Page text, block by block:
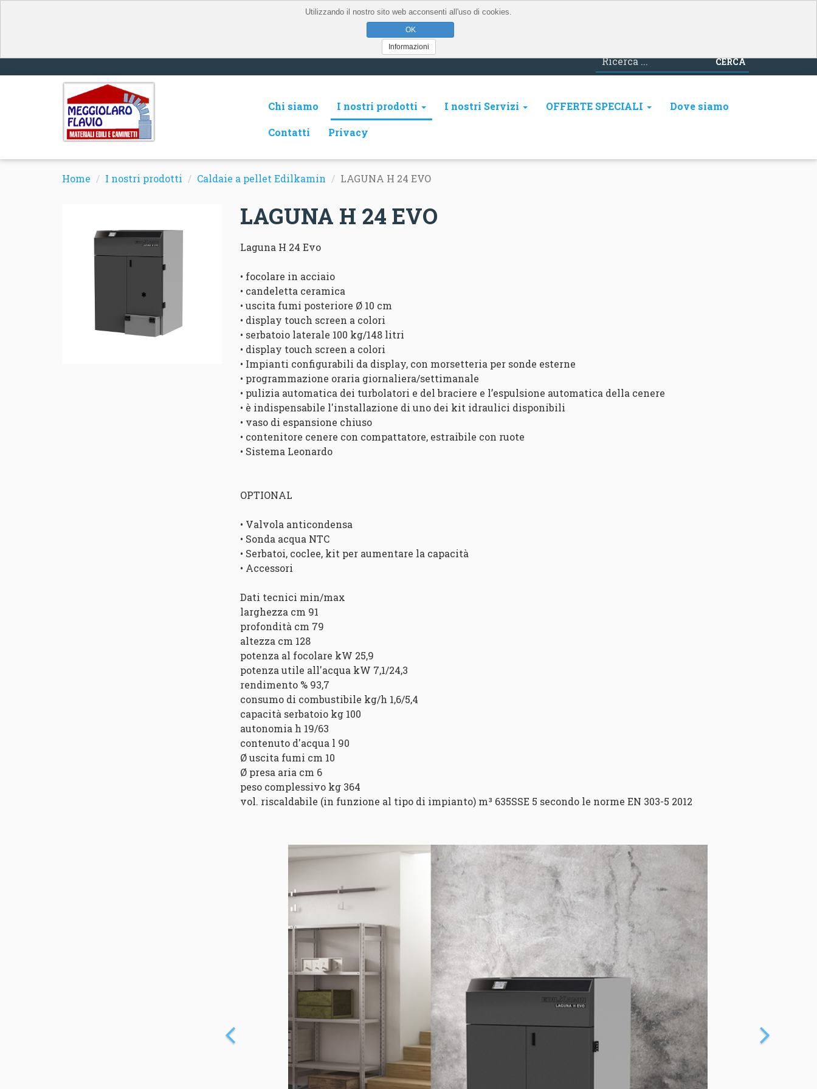
CERCA
Chi siamo I nostri prodotti I nostri Servizi OFFERTE SPECIALI Dove siamo
Contatti Privacy
Home I nostri prodotti Caldaie a pellet Edilkamin LAGUNA H 24 EVO
LAGUNA H 24 EVO
Laguna H 24 Evo
• focolare in acciaio
• candeletta ceramica
• uscita fumi posteriore Ø 10 cm
• display touch screen a colori
• serbatoio laterale 100 kg/148 litri
• display touch screen a colori
• Impianti configurabili da display, con morsetteria per sonde esterne
• programmazione oraria giornaliera/settimanale
• pulizia automatica dei turbolatori e del braciere e l’espulsione automatica della cenere
• è indispensabile l'installazione di uno dei kit idraulici disponibili
• vaso di espansione chiuso
• contenitore cenere con compattatore, estraibile con ruote
• Sistema Leonardo
OPTIONAL
• Valvola anticondensa
• Sonda acqua NTC
• Serbatoi, coclee, kit per aumentare la capacità
• Accessori
Dati tecnici min/max
larghezza cm 91
profondità cm 79
altezza cm 128
potenza al focolare kW 25,9
potenza utile all'acqua kW 7,1/24,3
rendimento % 93,7
consumo di combustibile kg/h 1,6/5,4
capacità serbatoio kg 100
autonomia h 19/63
contenuto d'acqua l 90
Ø uscita fumi cm 10
Ø presa aria cm 6
peso complessivo kg 364
vol. riscaldabile (in funzione al tipo di impianto) m³ 635SSE 5 secondo le norme EN 303-5 2012
Utilizzando il nostro sito web acconsenti all'uso di cookies.
Informazioni